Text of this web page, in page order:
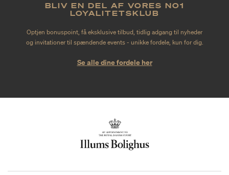
BLIV EN DEL AF VORES NO1
LOYALITETSKLUB
Optjen bonuspoint, få eksklusive tilbud, tidlig adgang til nyheder
og invitationer til spændende events - unikke fordele, kun for dig.
Se alle dine fordele her